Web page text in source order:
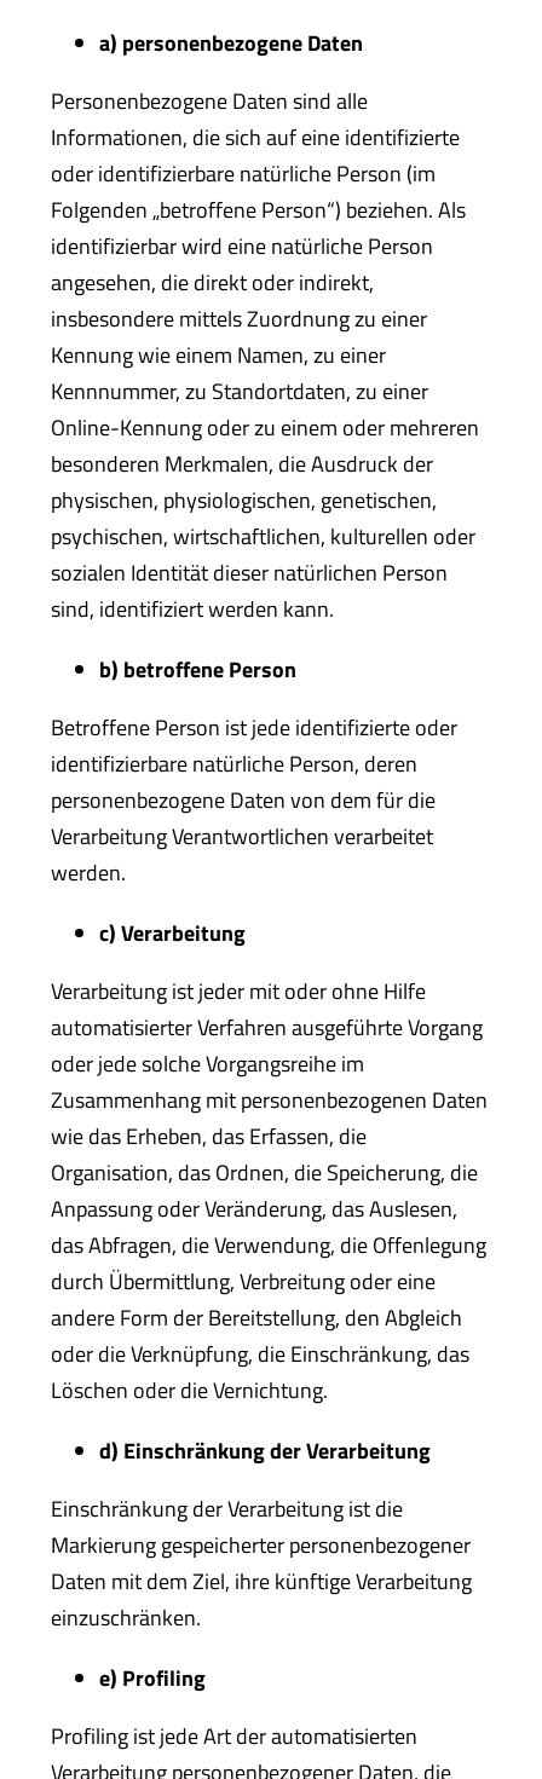
a) personenbezogene Daten
Personenbezogene Daten sind alle
Informationen, die sich auf eine identifizierte
oder identifizierbare natürliche Person (im
Folgenden „betroffene Person“) beziehen. Als
identifizierbar wird eine natürliche Person
angesehen, die direkt oder indirekt,
insbesondere mittels Zuordnung zu einer
Kennung wie einem Namen, zu einer
Kennnummer, zu Standortdaten, zu einer
Online-Kennung oder zu einem oder mehreren
besonderen Merkmalen, die Ausdruck der
physischen, physiologischen, genetischen,
psychischen, wirtschaftlichen, kulturellen oder
sozialen Identität dieser natürlichen Person
sind, identifiziert werden kann.
b) betroffene Person
Betroffene Person ist jede identifizierte oder
identifizierbare natürliche Person, deren
personenbezogene Daten von dem für die
Verarbeitung Verantwortlichen verarbeitet
werden.
c) Verarbeitung
Verarbeitung ist jeder mit oder ohne Hilfe
automatisierter Verfahren ausgeführte Vorgang
oder jede solche Vorgangsreihe im
Zusammenhang mit personenbezogenen Daten
wie das Erheben, das Erfassen, die
Organisation, das Ordnen, die Speicherung, die
Anpassung oder Veränderung, das Auslesen,
das Abfragen, die Verwendung, die Offenlegung
durch Übermittlung, Verbreitung oder eine
andere Form der Bereitstellung, den Abgleich
oder die Verknüpfung, die Einschränkung, das
Löschen oder die Vernichtung.
d) Einschränkung der Verarbeitung
Einschränkung der Verarbeitung ist die
Markierung gespeicherter personenbezogener
Daten mit dem Ziel, ihre künftige Verarbeitung
einzuschränken.
e) Profiling
Profiling ist jede Art der automatisierten
Verarbeitung personenbezogener Daten, die